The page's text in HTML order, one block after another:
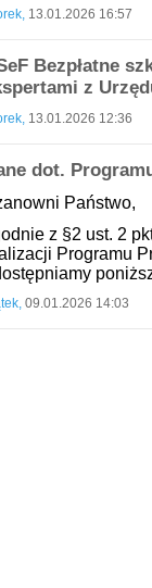
13.01.2026 16:57
Bezpłatne
z
13.01.2026 12:36
dot.
Państwo,
z §2 ust. 2
Programu
09.01.2026 14:03